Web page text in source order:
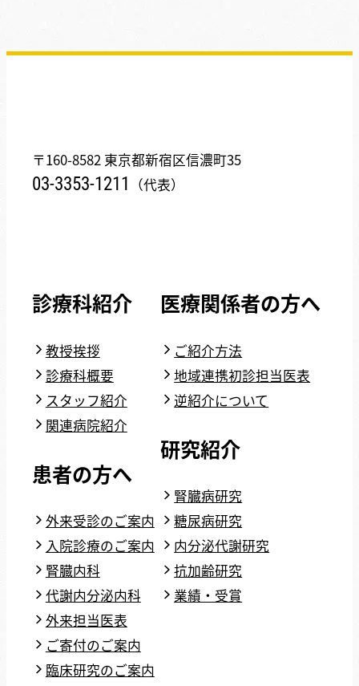
〒160-8582 東京都新宿区信濃町35
03-3353-1211 （代表）
診療科紹介
教授挨拶
診療科概要
スタッフ紹介
関連病院紹介
患者の方へ
外来受診のご案内
入院診療のご案内
腎臓内科
代謝内分泌内科
外来担当医表
ご寄付のご案内
臨床研究のご案内
医療関係者の方へ
ご紹介方法
地域連携初診担当医表
逆紹介について
研究紹介
腎臓病研究
糖尿病研究
内分泌代謝研究
抗加齢研究
業績・受賞